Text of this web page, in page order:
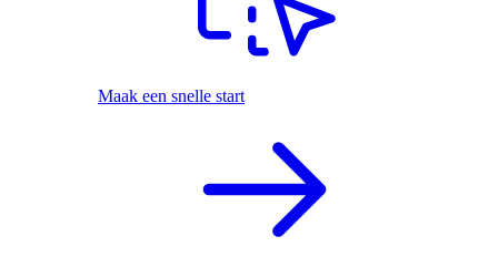
Maak een snelle start